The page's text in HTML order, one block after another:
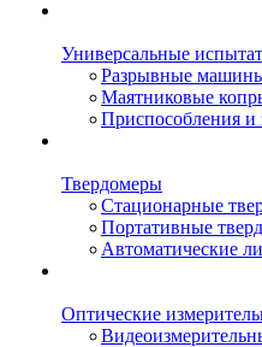
Универсальные
Разрывные
Маятниковые
Приспособления и
Твердомеры
Стационарные
Портативные
Автоматические
Оптические